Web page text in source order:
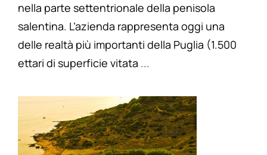
nella parte settentrionale della penisola
salentina. L’azienda rappresenta oggi una
delle realtà più importanti della Puglia (1.500
ettari di superficie vitata ...